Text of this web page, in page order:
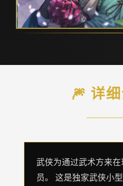
🎆 详
武侠为通过武术方来
员。 这是独家武侠小型